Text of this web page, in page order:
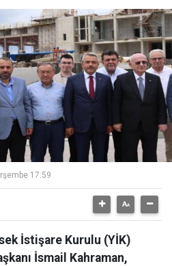
17:59
İstişare Kurulu (YİK)
İsmail Kahraman,